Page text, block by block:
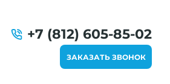
+7 (812) 605-85-02
ЗАКАЗАТЬ ЗВОНОК